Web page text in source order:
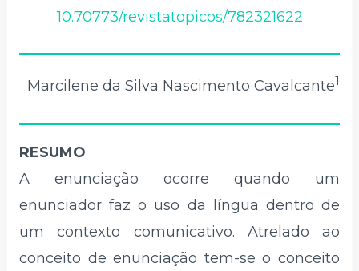
10.70773/revistatopicos/782321622
Marcilene da Silva Nascimento Cavalcante1
RESUMO
A enunciação ocorre quando um
enunciador faz o uso da língua dentro de
um contexto comunicativo. Atrelado ao
conceito de enunciação tem-se o conceito